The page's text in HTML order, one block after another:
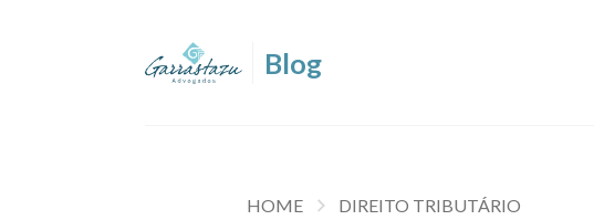
HOME DIREITO TRIBUTÁRIO